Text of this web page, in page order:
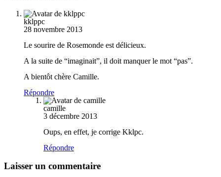
kklppc
28 novembre 2013
Le sourire de Rosemonde est délicieux.
A la suite de “imaginait”, il doit manquer le mot “pas”.
A bientôt chère Camille.
Répondre
camille
3 décembre 2013
Oups, en effet, je corrige Kklpc.
Répondre
Laisser un commentaire